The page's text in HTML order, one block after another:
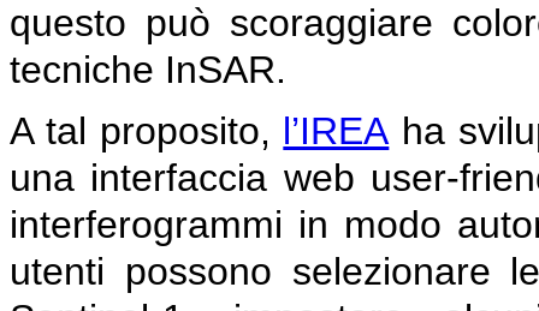
questo può scoraggiare
tecniche InSAR.
A tal proposito, l’IREAha
una interfaccia web user-
interferogrammi in modo
utenti possono selezionare